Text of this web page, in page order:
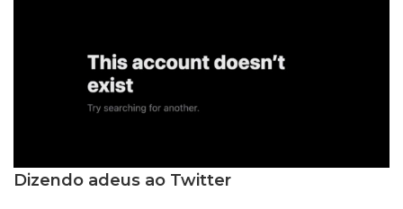
Dizendo adeus ao Twitter